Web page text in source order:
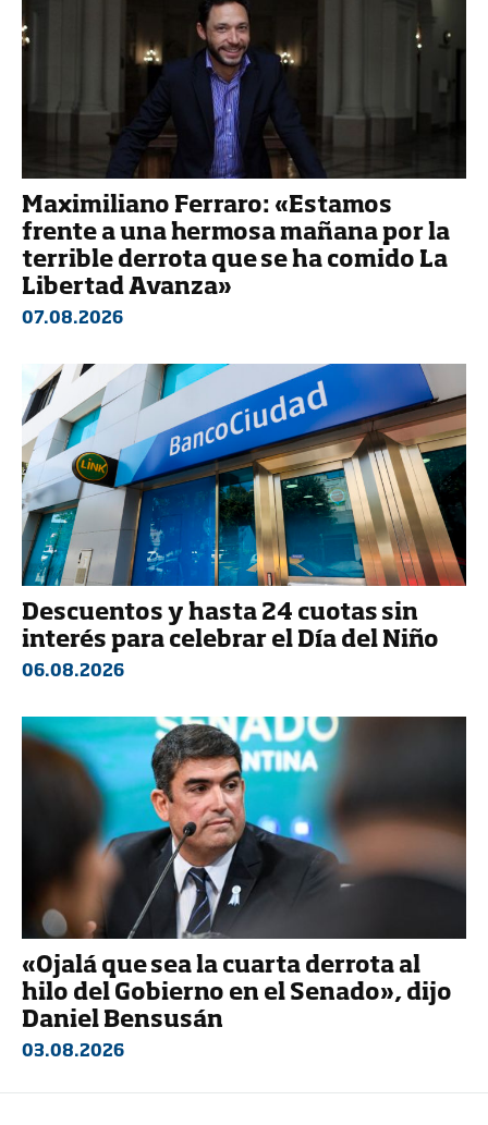
Maximiliano Ferraro: «Estamos
frente a una hermosa mañana por la
terrible derrota que se ha comido La
Libertad Avanza»
07.08.2026
Descuentos y hasta 24 cuotas sin
interés para celebrar el Día del Niño
06.08.2026
«Ojalá que sea la cuarta derrota al
hilo del Gobierno en el Senado», dijo
Daniel Bensusán
03.08.2026